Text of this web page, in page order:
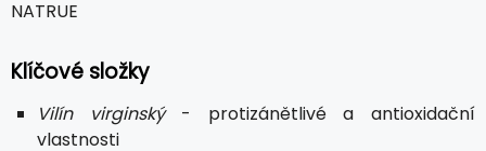
NATRUE
Klíčové složky
Vilín virginský- protizánětlivé a antioxidační
vlastnosti